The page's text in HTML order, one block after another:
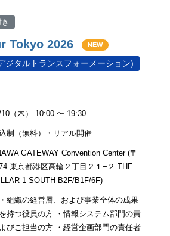
Tokyo 2026 NEW
ジタルトランスフォーメーション)
（木） 10:00 〜 19:30
制（無料）・リアル開催
GATEWAY Convention Center (〒
東京都港区高輪２丁目２１−２ THE
1 SOUTH B2F/B1F/6F)
組織の経営層、および事業全体の成果
持つ役員の方 ・情報システム部門の責
びご担当の方 ・経営企画部門の責任者